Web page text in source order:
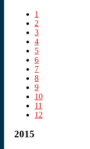
1
2
3
4
5
6
7
8
9
10
11
12
2015